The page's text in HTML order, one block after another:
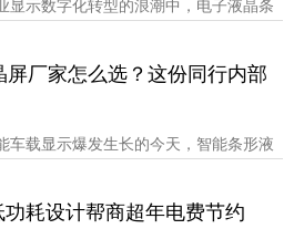
显示数字化转型的浪潮中，电子液晶条
的空间利用率，……
厂家怎么选？这份同行内部
车载显示爆发生长的今天，智能条形液
显利器，需求量……
耗设计帮商超年电费节约